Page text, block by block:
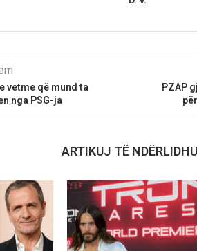
vetme që mund ta
nga PSG-ja
PZAP
ARTIKUJ TË